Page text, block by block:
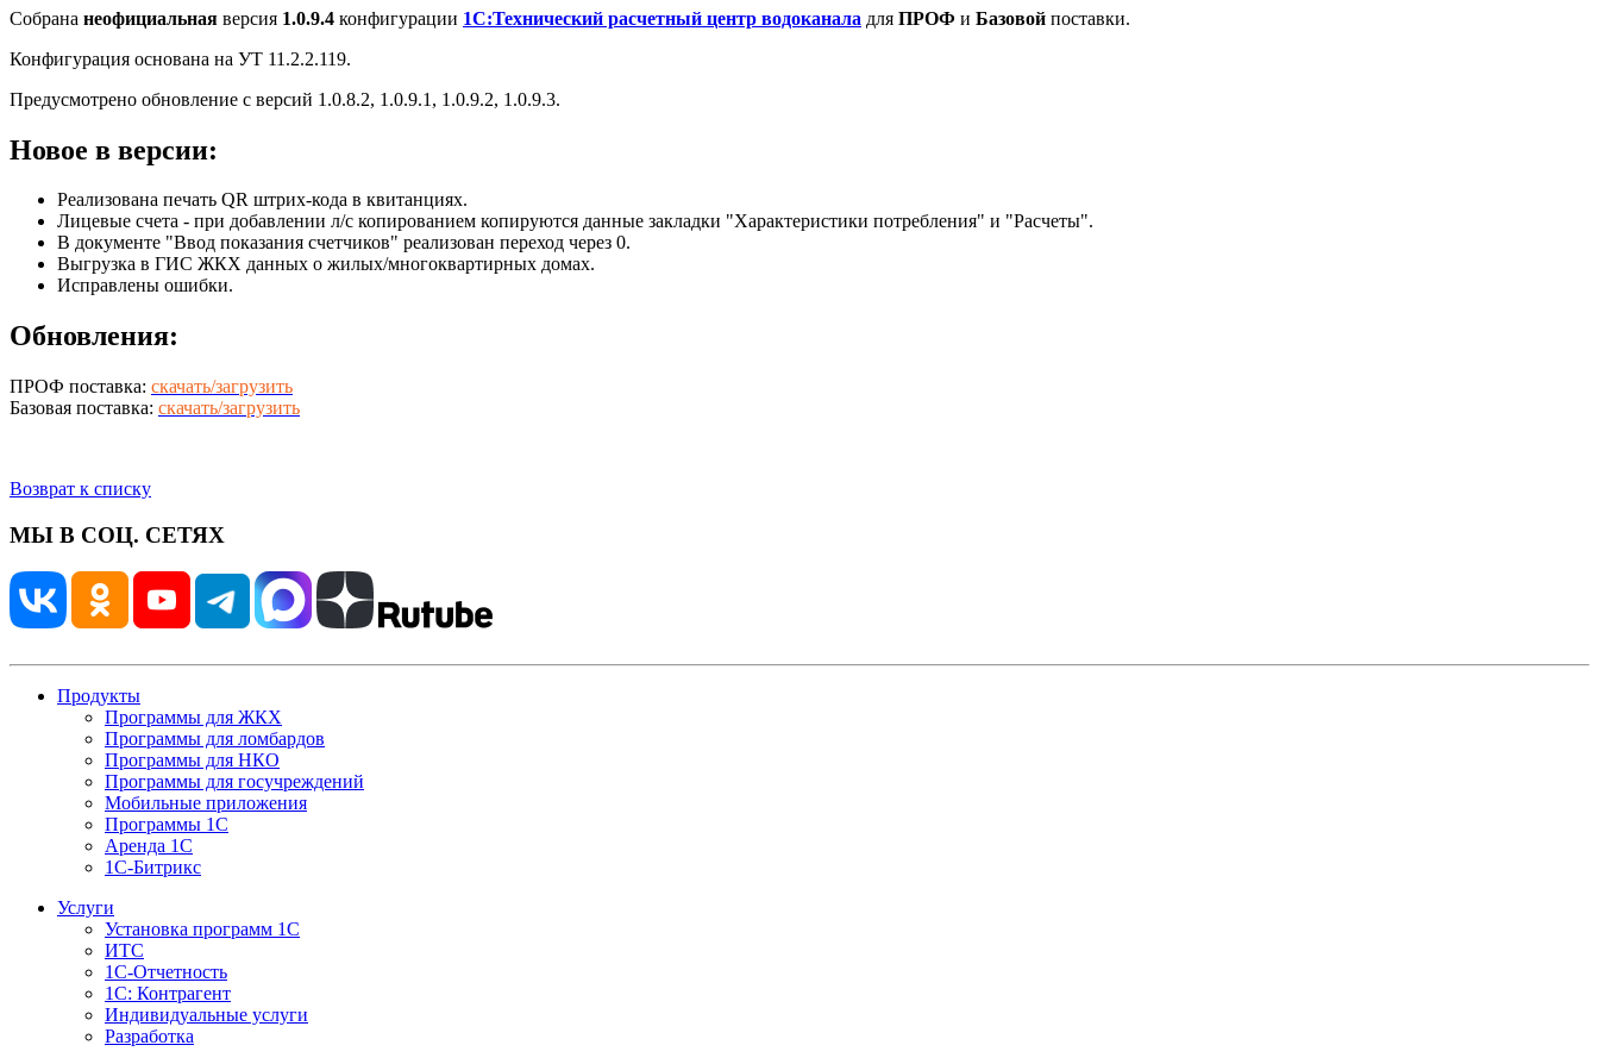
Собрана неофициальная версия 1.0.9.4 конфигурации 1С:Технический расчетный центр водоканала для ПРОФ и Базовой поставки.
Конфигурация основана на УТ 11.2.2.119.
Предусмотрено обновление с версий 1.0.8.2, 1.0.9.1, 1.0.9.2, 1.0.9.3.
Новое в версии:
Реализована печать QR штрих-кода в квитанциях.
Лицевые счета - при добавлении л/с копированием копируются данные закладки "Характеристики потребления" и "Расчеты".
В документе "Ввод показания счетчиков" реализован переход через 0.
Выгрузка в ГИС ЖКХ данных о жилых/многоквартирных домах.
Исправлены ошибки.
Обновления:
ПРОФ поставка: скачать/загрузить
Базовая поставка: скачать/загрузить
Возврат к списку
МЫ В СОЦ. СЕТЯХ
Продукты
Программы для ЖКХ
Программы для ломбардов
Программы для НКО
Программы для госучреждений
Мобильные приложения
Программы 1С
Аренда 1С
1С-Битрикс
Услуги
Установка программ 1С
ИТС
1С-Отчетность
1С: Контрагент
Индивидуальные услуги
Разработка